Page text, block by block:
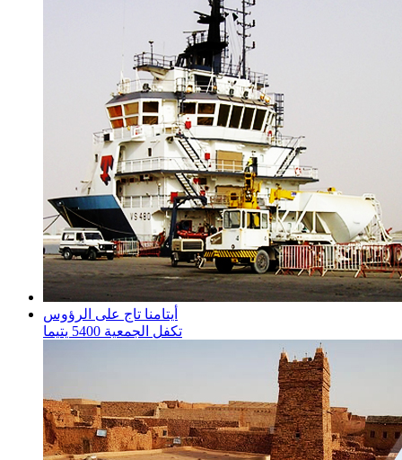
أيتامنا تاج على الرؤوس
تكفل الجمعية 5400 يتيما